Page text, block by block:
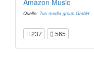
Amazon Music
Quelle: 7us media group GmbH
237 565